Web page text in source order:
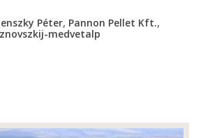
Péter, Pannon Pellet Kft.,
medvetalp